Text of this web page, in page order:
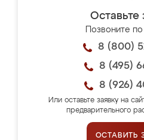
Оставьте
Позвоните
8 (800)
8 (495)
8 (926)
Или оставьте заявку на
предварительного
ОСТАВИТЬ